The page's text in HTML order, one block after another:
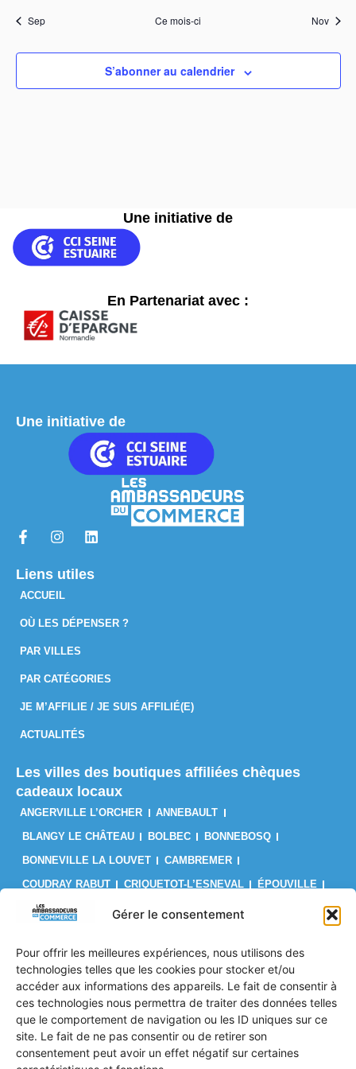
Gérer le consentement
Pour offrir les meilleures expériences, nous utilisons des
technologies telles que les cookies pour stocker et/ou
accéder aux informations des appareils. Le fait de consentir à
ces technologies nous permettra de traiter des données telles
que le comportement de navigation ou les ID uniques sur ce
site. Le fait de ne pas consentir ou de retirer son
consentement peut avoir un effet négatif sur certaines
Sep Ce mois-ci Nov
S’abonner au calendrier
Une initiative de
En Partenariat avec :
Une initiative de
Liens utiles
ACCUEIL
OÙ LES DÉPENSER ?
PAR VILLES
PAR CATÉGORIES
JE M’AFFILIE / JE SUIS AFFILIÉ(E)
ACTUALITÉS
Les villes des boutiques affiliées chèques
cadeaux locaux
ANGERVILLE L’ORCHER
ANNEBAULT
BLANGY LE CHÂTEAU
BOLBEC
BONNEBOSQ
BONNEVILLE LA LOUVET
CAMBREMER
COUDRAY RABUT
CRIQUETOT-L’ESNEVAL
ÉPOUVILLE
FÉCAMP
FIRFOL GAINNEVILLE
GODERVILLE
GRUCHET-LE-VALASSE
LE BRÉVEDENT
LE HAVRE
LES AUTHIEUX SUR CALONNE
LILLEBONNE
LISIEUX
LIVAROT
MANNEVILLE-LA-GOUPIL
MONTIVILLIERS
OCTEVILLE SUR MER
ORBEC
OUILLY LE VICOMTE
PONT L’ÉVÊQUE
PORT JÉRÔME SUR SEINE